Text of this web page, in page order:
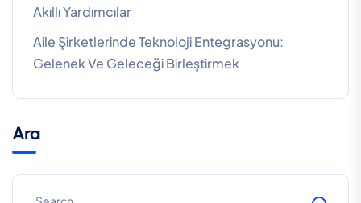
Akıllı Yardımcılar
Aile Şirketlerinde Teknoloji Entegrasyonu:
Gelenek Ve Geleceği Birleştirmek
Ara